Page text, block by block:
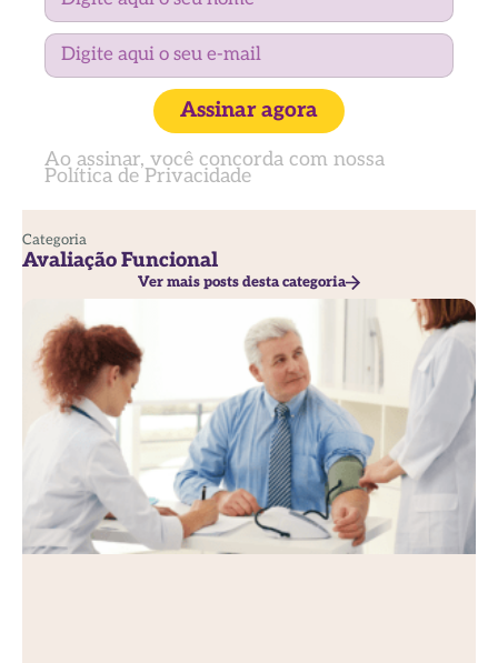
Assinar agora
Ao assinar, você concorda com nossa
Política de Privacidade
Categoria
Avaliação Funcional
Ver mais posts desta categoria